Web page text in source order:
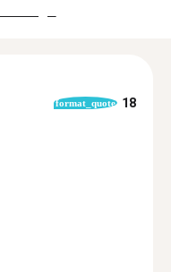
format_quote 18